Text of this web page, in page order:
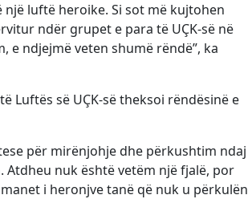
luftë heroike. Si sot më kujtohen
ndër grupet e para të UÇK-së në
e ndjejmë veten shumë rëndë”, ka
Luftës së UÇK-së theksoi rëndësinë e
për mirënjohje dhe përkushtim ndaj
nuk është vetëm një fjalë, por
i heronjve tanë që nuk u përkulën